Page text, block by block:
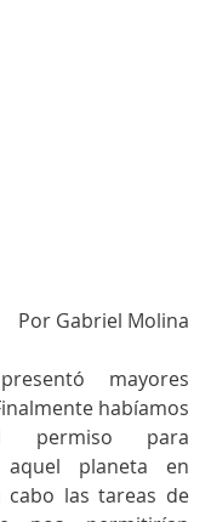
Por Gabriel Molina
mayores
habíamos
permiso para
planeta en
las tareas de